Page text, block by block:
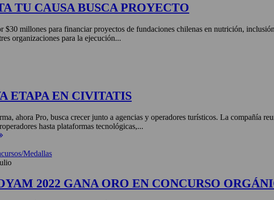
TU CAUSA BUSCA PROYECTO
$30 millones para financiar proyectos de fundaciones chilenas en nutrición,
organizaciones para la ejecución...
ETAPA EN CIVITATIS
ahora Pro, busca crecer junto a agencias y operadores turísticos. La compañía
hasta plataformas tecnológicas,...
Medallas
2022 GANA ORO EN CONCURSO